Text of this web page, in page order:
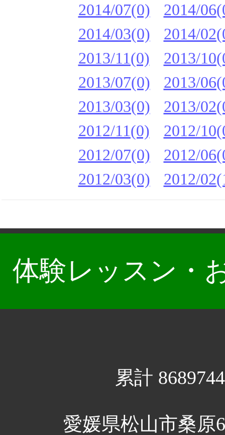
2014/07(0)
2014/
2014/03(0)
2014/
2013/11(0)
2013/
2013/07(0)
2013/
2013/03(0)
2013/
2012/11(0)
2012/
2012/07(0)
2012/
2012/03(0)
2012/
体験レッスン・
累計
愛媛県松山市桑原